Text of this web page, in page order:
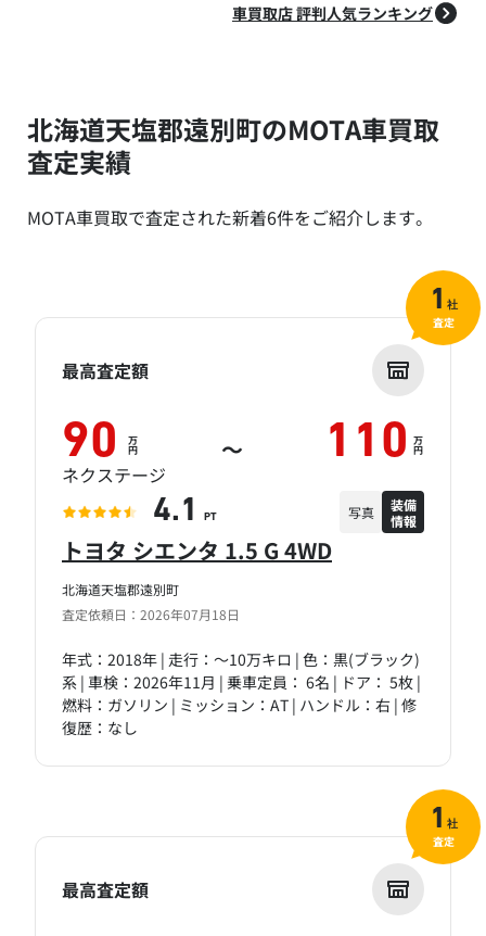
車買取店 評判人気ランキング
北海道天塩郡遠別町のMOTA車買取
査定実績
MOTA車買取で査定された新着6件をご紹介します。
北海道天塩郡遠別町
査定依頼日：2026年07月18日
トヨタ シエンタ 1.5 G 4WD
年式：2018年 | 走行：～10万キロ | 色：黒(ブラック)
系 | 車検：2026年11月 | 乗車定員： 6名 | ドア： 5枚 |
燃料：ガソリン | ミッション：AT | ハンドル：右 | 修
復歴：なし
最高査定額
90 万
円 ～ 110 万
円
ネクステージ
4.1 PT 写真
装備
情報
1 社
査定
最高査定額
1 社
査定